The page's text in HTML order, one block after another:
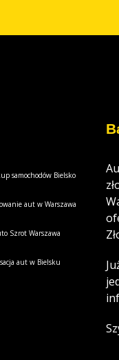
samochodów Bielsko
aut w Warszawa
Szrot Warszawa
aut w Bielsku